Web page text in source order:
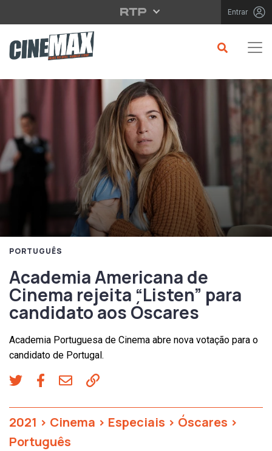
Saltar para o conteúdo principal Entrar
PORTUGUÊS
Academia Americana de
Cinema rejeita “Listen” para
candidato aos Óscares
Academia Portuguesa de Cinema abre nova votação para o
candidato de Portugal.
2021 > Cinema > Especiais > Óscares >
Português